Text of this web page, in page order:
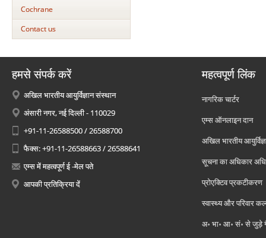
Cochrane
Contact us
हमसे संपर्क करें
अखिल भारतीय आयुर्विज्ञान संस्थान
अंसारी नगर, नई दिल्ली - 110029
+91-11-26588500 / 26588700
फैक्स: +91-11-26588663 / 26588641
एम्स में महत्वपूर्ण ई -मेल पते
आपकी प्रतिक्रिया दें
महत्वपूर्ण लिंक
नागरिक चार्टर
एम्स ऑनलाइन दान
अखिल भारतीय
सूचना का अधिकार
प्रोएक्टिव प्रकटीकरण
स्वास्थ्य और परिवार
अ॰ भा॰ आ॰ सं॰ से जुड़े